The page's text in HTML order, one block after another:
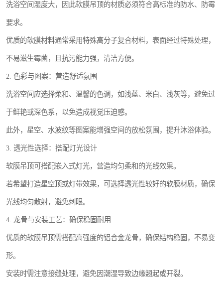
洗浴空间湿度大，因此软膜吊顶的材质必须符合高标准的防水、防霉
要求。
优质的软膜材料通常采用特殊高分子复合材料，表面经过特殊处理，
不易滋生霉菌，且抗污能力强，清洁方便。
2. 色彩与图案：营造舒适氛围
洗浴空间应选择柔和、温馨的色调，如浅蓝、米白、浅灰等，避免过
于鲜艳或深色系，以免造成视觉压迫感。
此外，星空、水波纹等图案能增强空间的放松氛围，提升沐浴体验。
3. 透光性选择：搭配灯光设计
软膜吊顶可搭配嵌入式灯光，营造均匀柔和的光线效果。
若希望打造星空顶或灯带效果，可选择透光性较好的软膜材质，确保
光线均匀散射，避免刺眼。
4. 龙骨与安装工艺：确保稳固耐用
优质的软膜吊顶需搭配高强度的铝合金龙骨，确保结构稳固，不易变
形。
安装时需注意接缝处理，避免因潮湿导致边缘翘起或开裂。